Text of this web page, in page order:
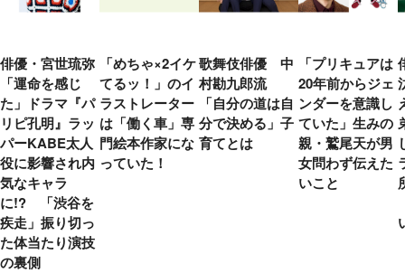
俳優・宮世琉弥
「運命を感じ
た」ドラマ『パ
リピ孔明』ラッ
パーKABE太人
役に影響され内
気なキャラ
に!? 「渋谷を
疾走」振り切っ
た体当たり演技
の裏側
「めちゃ×2イケ
てるッ！」のイ
ラストレーター
は「働く車」専
門絵本作家にな
っていた！
歌舞伎俳優 中
村勘九郎流
「自分の道は自
分で決める」子
育てとは
「プリキュアは
20年前からジェ
ンダーを意識し
ていた」生みの
親・鷲尾天が男
女問わず伝えた
いこと